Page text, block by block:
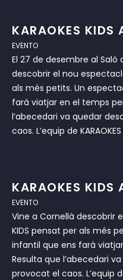
KARAOKES KIDS
EVENTO
El 27 de desembre al Saló
descobrir el nou
als més petits. Un
farà viatjar en el temps
l’abecedari va quedar
caos. L’equip de
KARAOKES KIDS
EVENTO
Vine a Cornellà descobrir
KIDS pensat per als més
infantil que ens farà
Resulta que l’abecedari
provocat el caos. L’equip